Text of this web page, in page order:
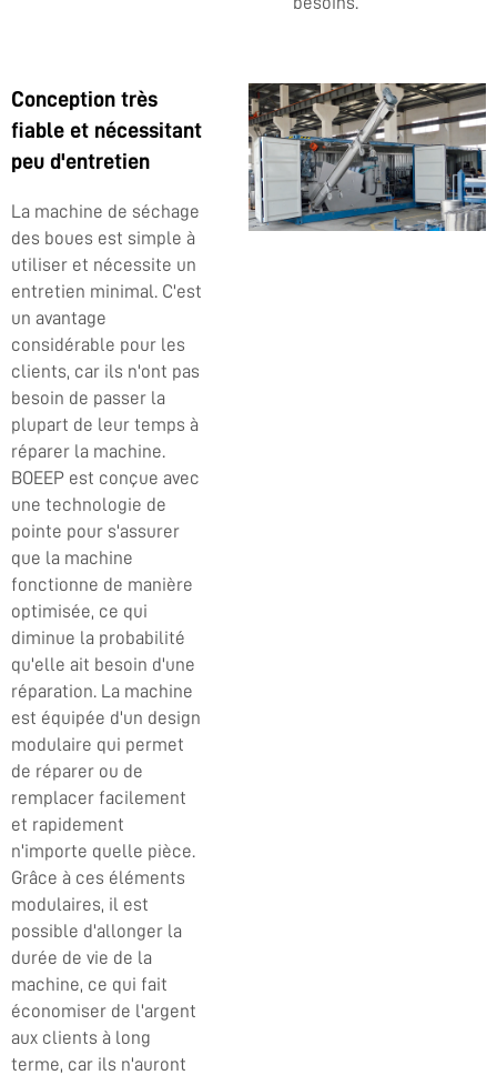
Conception très
fiable et nécessitant
peu d'entretien
La machine de séchage
des boues est simple à
utiliser et nécessite un
entretien minimal. C'est
un avantage
considérable pour les
clients, car ils n'ont pas
besoin de passer la
plupart de leur temps à
réparer la machine.
BOEEP est conçue avec
une technologie de
pointe pour s'assurer
que la machine
fonctionne de manière
optimisée, ce qui
diminue la probabilité
qu'elle ait besoin d'une
réparation. La machine
est équipée d'un design
modulaire qui permet
de réparer ou de
remplacer facilement
et rapidement
n'importe quelle pièce.
Grâce à ces éléments
modulaires, il est
possible d'allonger la
durée de vie de la
machine, ce qui fait
économiser de l'argent
aux clients à long
terme, car ils n'auront